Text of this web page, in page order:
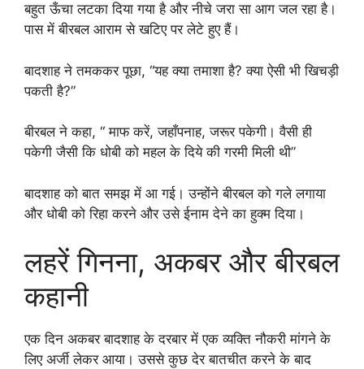
बहुत ऊँचा लटका दिया गया है और नीचे जरा सा आग जल रहा है।
पास में बीरबल आराम से खटिए पर लेटे हुए हैं।
बादशाह ने तमककर पूछा, “यह क्या तमाशा है? क्या ऐसी भी खिचड़ी
पकती है?”
बीरबल ने कहा, “ माफ करें, जहाँपनाह, जरूर पकेगी। वैसी ही
पकेगी जैसी कि धोबी को महल के दिये की गरमी मिली थी”
बादशाह को बात समझ में आ गई। उन्होंने बीरबल को गले लगाया
और धोबी को रिहा करने और उसे ईनाम देने का हुक्म दिया।
लहरें गिनना, अकबर और बीरबल
कहानी
एक दिन अकबर बादशाह के दरबार में एक व्यक्ति नौकरी मांगने के
लिए अर्जी लेकर आया। उससे कुछ देर बातचीत करने के बाद